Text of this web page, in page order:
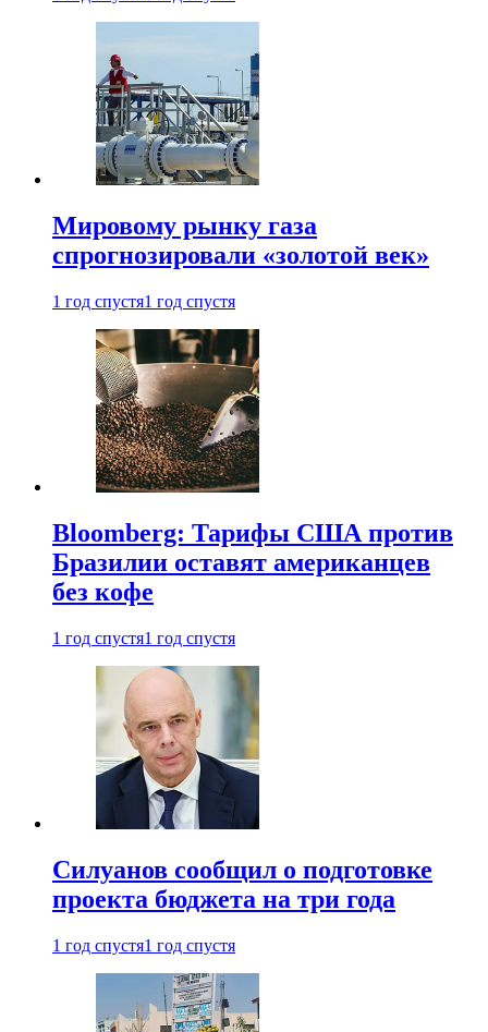
Мировому рынку газа
спрогнозировали «золотой век»
1 год спустя1 год спустя
Bloomberg: Тарифы США против
Бразилии оставят американцев
без кофе
1 год спустя1 год спустя
Силуанов сообщил о подготовке
проекта бюджета на три года
1 год спустя1 год спустя